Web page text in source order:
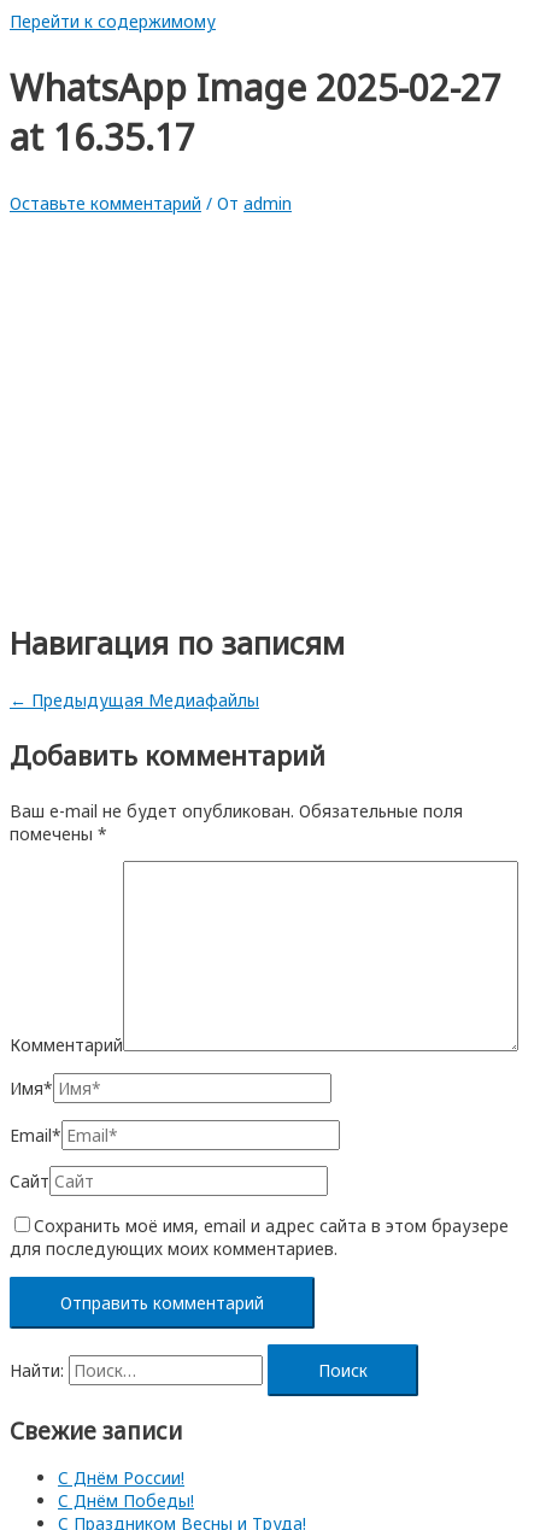
Перейти к содержимому
WhatsApp Image 2025-02-27
at 16.35.17
Оставьте комментарий / От admin
Навигация по записям
← Предыдущая Медиафайлы
Добавить комментарий
Ваш e-mail не будет опубликован. Обязательные поля
помечены *
Комментарий
Имя*
Email*
Сайт
Сохранить моё имя, email и адрес сайта в этом браузере
для последующих моих комментариев.
Найти:
Свежие записи
С Днём России!
С Днём Победы!
С Праздником Весны и Труда!